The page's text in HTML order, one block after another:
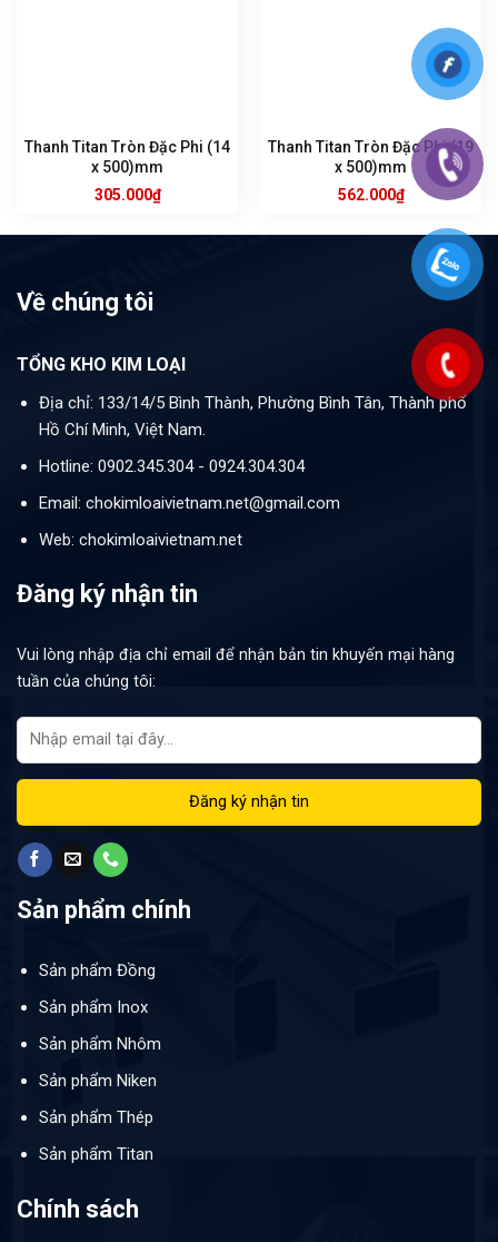
Thanh Titan Tròn Đặc Phi (14
x 500)mm
305.000₫
Thanh Titan Tròn Đặc Phi (19
x 500)mm
562.000₫
Về chúng tôi
TỔNG KHO KIM LOẠI
Địa chỉ: 133/14/5 Bình Thành, Phường Bình Tân, Thành phố
Hồ Chí Minh, Việt Nam.
Hotline: 0902.345.304 - 0924.304.304
Email: chokimloaivietnam.net@gmail.com
Web: chokimloaivietnam.net
Đăng ký nhận tin
Vui lòng nhập địa chỉ email để nhận bản tin khuyến mại hàng
tuần của chúng tôi:
Sản phẩm chính
Sản phẩm Đồng
Sản phẩm Inox
Sản phẩm Nhôm
Sản phẩm Niken
Sản phẩm Thép
Sản phẩm Titan
Chính sách